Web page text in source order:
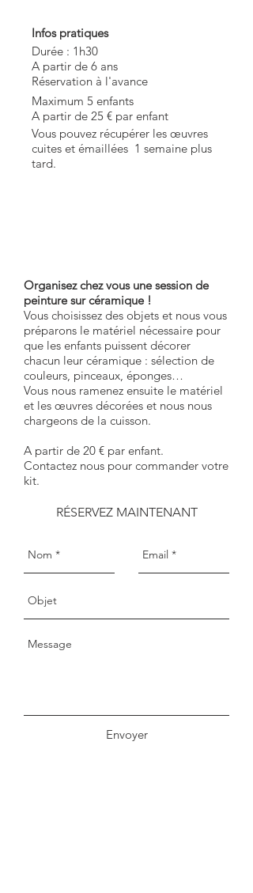
Infos pratiques
Durée : 1h30
A partir de 6 ans
Réservation à l'avance
Maximum 5 enfants
A partir de 25 € par enfant
Vous pouvez récupérer les œuvres
cuites et émaillées 1 semaine plus
tard.
Organisez chez vous une session de
peinture sur céramique !
Vous choisissez des objets et nous vous
préparons le matériel nécessaire pour
que les enfants puissent décorer
chacun leur céramique : sélection de
couleurs, pinceaux, éponges…
Vous nous ramenez ensuite le matériel
et les œuvres décorées et nous nous
chargeons de la cuisson.
A partir de 20 € par enfant.
Contactez nous pour commander votre
kit.
RÉSERVEZ MAINTENANT
Envoyer